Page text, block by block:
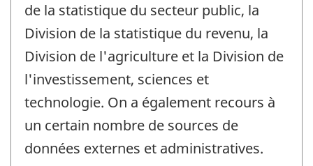
de la statistique du secteur public, la
Division de la statistique du revenu, la
Division de l'agriculture et la Division de
l'investissement, sciences et
technologie. On a également recours à
un certain nombre de sources de
données externes et administratives.